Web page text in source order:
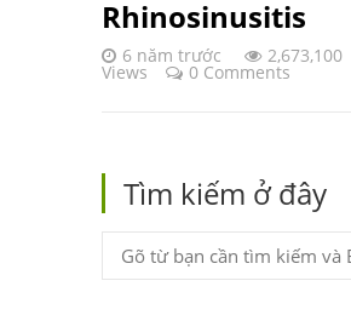
Rhinosinusitis
6 năm trước 2,673,100
Views 0 Comments
Tìm kiếm ở đây